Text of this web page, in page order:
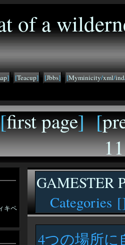
of a
] [Teacup] [Jbbs] [Myminicity/xml/ind
first page] [
11
GAMESTER
Categories [
4つの場所に
キペ